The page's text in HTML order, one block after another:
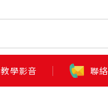
教學影音 聯